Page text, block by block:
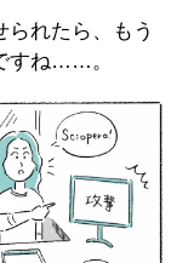
れたら、もう
すね……。